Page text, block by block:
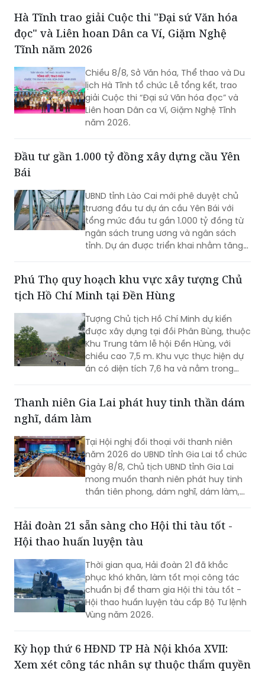
Hà Tĩnh trao giải Cuộc thi "Đại sứ Văn hóa
đọc" và Liên hoan Dân ca Ví, Giặm Nghệ
Tĩnh năm 2026
Chiều 8/8, Sở Văn hóa, Thể thao và Du
lịch Hà Tĩnh tổ chức Lễ tổng kết, trao
giải Cuộc thi “Đại sứ Văn hóa đọc” và
Liên hoan Dân ca Ví, Giặm Nghệ Tĩnh
năm 2026.
Đầu tư gần 1.000 tỷ đồng xây dựng cầu Yên
Bái
UBND tỉnh Lào Cai mới phê duyệt chủ
trương đầu tư dự án cầu Yên Bái với
tổng mức đầu tư gần 1.000 tỷ đồng từ
ngân sách trung ương và ngân sách
tỉnh. Dự án được triển khai nhằm tăng
Phú Thọ quy hoạch khu vực xây tượng Chủ
tịch Hồ Chí Minh tại Đền Hùng
Tượng Chủ tịch Hồ Chí Minh dự kiến
được xây dựng tại đồi Phân Bùng, thuộc
Khu Trung tâm lễ hội Đền Hùng, với
chiều cao 7,5 m. Khu vực thực hiện dự
án có diện tích 7,6 ha và nằm trong
Thanh niên Gia Lai phát huy tinh thần dám
nghĩ, dám làm
Tại Hội nghị đối thoại với thanh niên
năm 2026 do UBND tỉnh Gia Lai tổ chức
ngày 8/8, Chủ tịch UBND tỉnh Gia Lai
mong muốn thanh niên phát huy tinh
thần tiên phong, dám nghĩ, dám làm,
phát triển của quê hương.
Hải đoàn 21 sẵn sàng cho Hội thi tàu tốt -
Hội thao huấn luyện tàu
Thời gian qua, Hải đoàn 21 đã khắc
phục khó khăn, làm tốt mọi công tác
chuẩn bị để tham gia Hội thi tàu tốt -
Hội thao huấn luyện tàu cấp Bộ Tư lệnh
Vùng năm 2026.
Kỳ họp thứ 6 HĐND TP Hà Nội khóa XVII:
Xem xét công tác nhân sự thuộc thẩm quyền